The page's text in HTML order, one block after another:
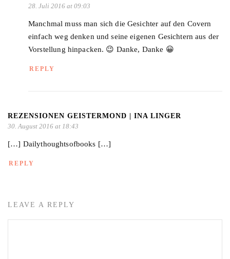
28. Juli 2016 at 09:03
Manchmal muss man sich die Gesichter auf den Covern
einfach weg denken und seine eigenen Gesichtern aus der
Vorstellung hinpacken. 😉 Danke, Danke 😀
REPLY
REZENSIONEN GEISTERMOND | INA LINGER
30. August 2016 at 18:43
[…] Dailythoughtsofbooks […]
REPLY
LEAVE A REPLY